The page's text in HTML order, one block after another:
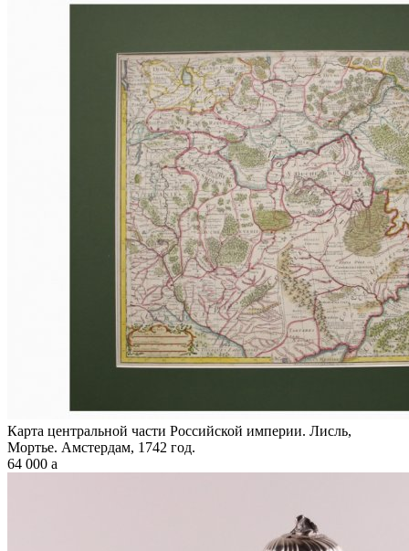
Карта центральной части Российской империи. Лисль,
Мортье. Амстердам, 1742 год.
64 000 a